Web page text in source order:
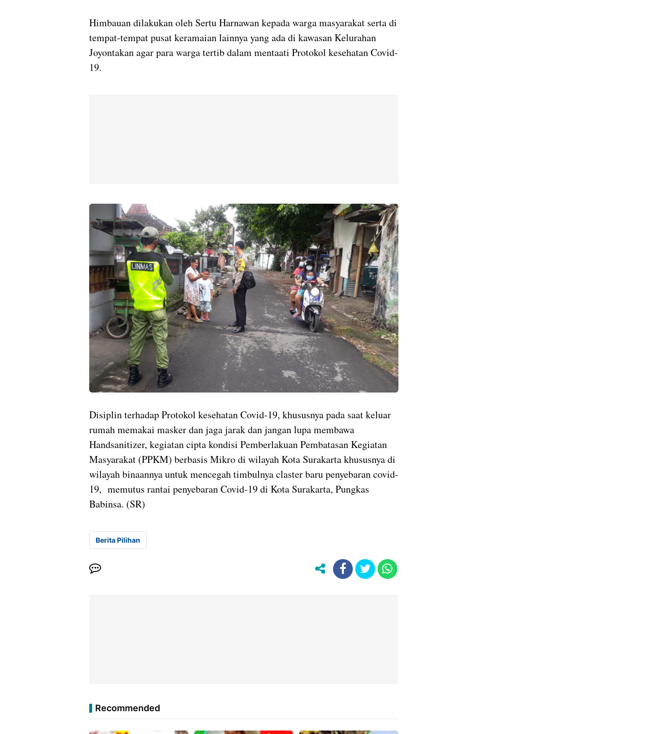
Himbauan dilakukan oleh Sertu Harnawan kepada warga masyarakat serta di
tempat-tempat pusat keramaian lainnya yang ada di kawasan Kelurahan
Joyontakan agar para warga tertib dalam mentaati Protokol kesehatan Covid-
19.
Disiplin terhadap Protokol kesehatan Covid-19, khususnya pada saat keluar
rumah memakai masker dan jaga jarak dan jangan lupa membawa
Handsanitizer, kegiatan cipta kondisi Pemberlakuan Pembatasan Kegiatan
Masyarakat (PPKM) berbasis Mikro di wilayah Kota Surakarta khususnya di
wilayah binaannya untuk mencegah timbulnya claster baru penyebaran covid-
19, memutus rantai penyebaran Covid-19 di Kota Surakarta, Pungkas
Babinsa. (SR)
Berita Pilihan
Recommended